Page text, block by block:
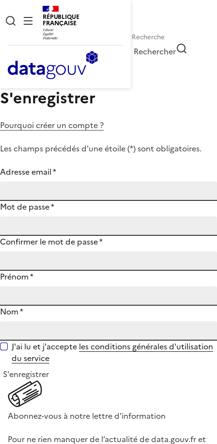
RÉPUBLIQUE
FRANÇAISE
Rechercher
S'enregistrer
Pourquoi créer un compte ?
Les champs précédés d'une étoile (*) sont obligatoires.
Adresse email*
Mot de passe*
Confirmer le mot de passe*
Prénom*
Nom*
J'ai lu et j'accepte les conditions générales d'utilisation
du service
S'enregistrer
Abonnez-vous à notre lettre d'information
Pour ne rien manquer de l’actualité de data.gouv.fr et